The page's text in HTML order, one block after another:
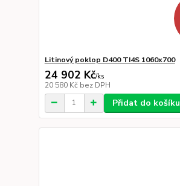
Litinový poklop D400 TI4S 1060x700
24 902 Kč/ks
20 580 Kč bez DPH
Přidat do košíku